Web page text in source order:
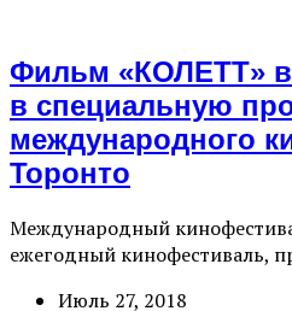
Фильм «КОЛЕТТ»
в специальную
международного
Торонто
Международный
ежегодный кинофестиваль,
Июль 27, 2018